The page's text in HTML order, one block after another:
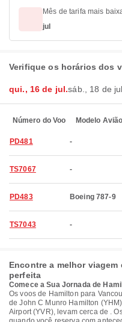
Mês de tarifa mais
jul
Verifique os horários dos
qui., 16 de jul.sáb., 18 de jul.
Número do Voo Modelo Avião
PD481 -
TS7067 -
PD483 Boeing 787-9
TS7043 -
Encontre a melhor
perfeita
Comece a Sua Jornada de
Os voos de Hamilton para
de John C Munro Hamilton
Airport (YVR), levam cerca de .